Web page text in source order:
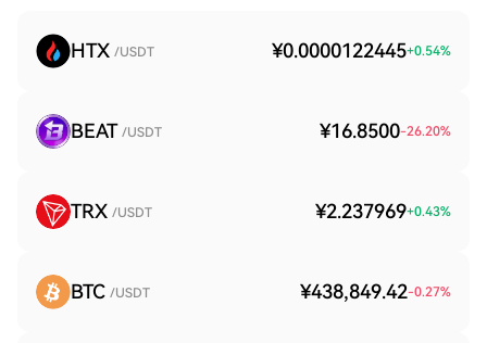
HTX /USDT ¥0.0000122445+0.54%
BEAT /USDT ¥16.8500-26.20%
TRX /USDT ¥2.237969+0.43%
BTC /USDT ¥438,849.42-0.27%